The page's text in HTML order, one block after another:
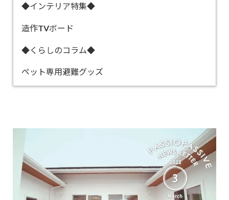
◆インテリア特集◆
造作TVボード
◆くらしのコラム◆
ペット専用避難グッズ